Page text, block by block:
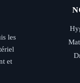
les
et